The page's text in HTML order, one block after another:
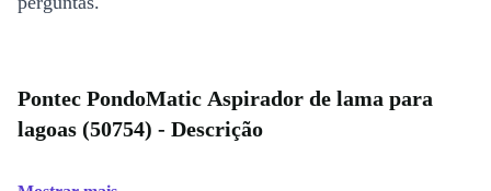
Pontec PondoMatic Aspirador de lama para
lagoas (50754) - Descrição